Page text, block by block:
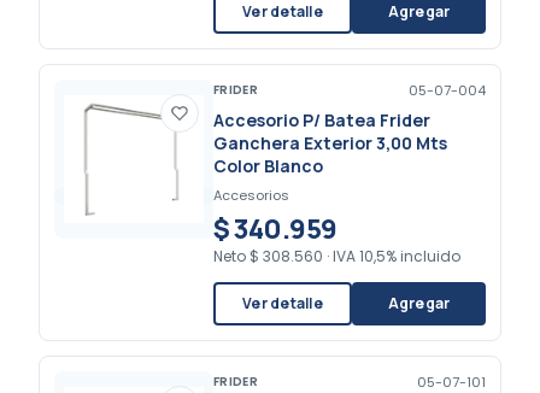
Ver detalle Agregar
FRIDER 05-07-004
Accesorio P/ Batea Frider
Ganchera Exterior 3,00 Mts
Color Blanco
Accesorios
$ 340.959
Neto $ 308.560 · IVA 10,5% incluido
Ver detalle Agregar
FRIDER 05-07-101